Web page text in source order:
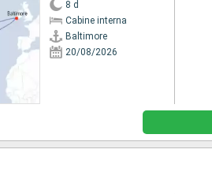
8 d
Cabine interna
Baltimore
20/08/2026